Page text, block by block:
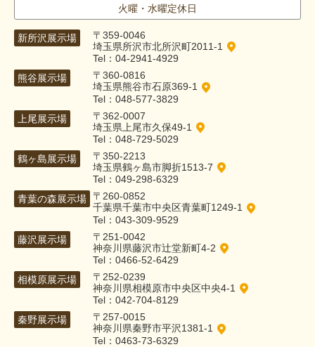
火曜・水曜定休日
新所沢展示場
〒359-0046
埼玉県所沢市北所沢町2011-1
Tel：04-2941-4929
熊谷展示場
〒360-0816
埼玉県熊谷市石原369-1
Tel：048-577-3829
上尾展示場
〒362-0007
埼玉県上尾市久保49-1
Tel：048-729-5029
鶴ヶ島展示場
〒350-2213
埼玉県鶴ヶ島市脚折1513-7
Tel：049-298-6329
青葉の森展示場
〒260-0852
千葉県千葉市中央区青葉町1249-1
Tel：043-309-9529
藤沢展示場
〒251-0042
神奈川県藤沢市辻堂新町4-2
Tel：0466-52-6429
相模原展示場
〒252-0239
神奈川県相模原市中央区中央4-1
Tel：042-704-8129
秦野展示場
〒257-0015
神奈川県秦野市平沢1381-1
Tel：0463-73-6329